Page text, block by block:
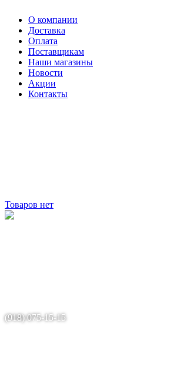
О компании
Доставка
Оплата
Поставщикам
Наши магазины
Новости
Акции
Контакты
Товаров нет
(918) 075-15-15